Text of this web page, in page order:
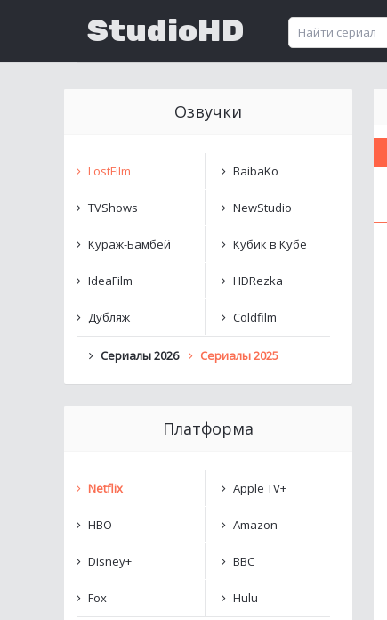
StudioHD
Озвучки
LostFilm BaibaKo
TVShows NewStudio
Кураж-Бамбей Кубик в Кубе
IdeaFilm HDRezka
Дубляж Coldfilm
Сериалы 2026 Сериалы 2025
Платформа
Netflix Apple TV+
HBO Amazon
Disney+ BBC
Fox Hulu